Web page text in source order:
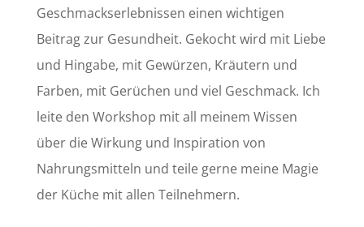
Geschmackserlebnissen einen wichtigen
Beitrag zur Gesundheit. Gekocht wird mit Liebe
und Hingabe, mit Gewürzen, Kräutern und
Farben, mit Gerüchen und viel Geschmack. Ich
leite den Workshop mit all meinem Wissen
über die Wirkung und Inspiration von
Nahrungsmitteln und teile gerne meine Magie
der Küche mit allen Teilnehmern.